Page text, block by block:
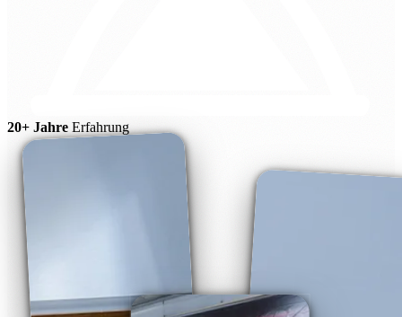
20+ Jahre Erfahrung